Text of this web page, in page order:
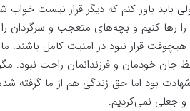
باور کنم که دیگر قرار نیست خواب
رها کنیم و بچه‌های متعجب و سرگردان را
هیچوقت قرار نبود در امنیت کامل باشند.
جان خودمان و فرزندانمان راحت نبود.
بود اما حق زندگی هم از ما گرفته
و جعلی نمی‌کردیم.